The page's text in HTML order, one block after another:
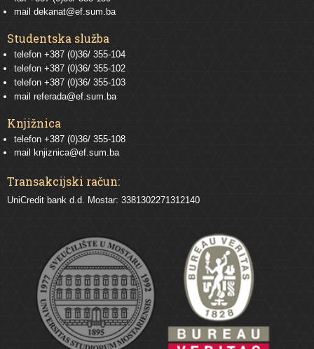
mail dekanat@ef.sum.ba
Studentska služba
telefon +387 (0)36/ 355-104
telefon +387 (0)36/ 355-102
telefon +387 (0)36/ 355-103
mail referada@ef.sum.ba
Knjižnica
telefon +387 (0)36/ 355-108
mail knjiznica@ef.sum.ba
Transakcijski račun:
UniCredit bank d.d. Mostar: 3381302271312140